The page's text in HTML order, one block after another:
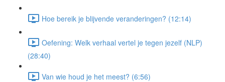
Hoe bereik je blijvende veranderingen? (12:14)
Oefening: Welk verhaal vertel je tegen jezelf (NLP)
(28:40)
Van wie houd je het meest? (6:56)